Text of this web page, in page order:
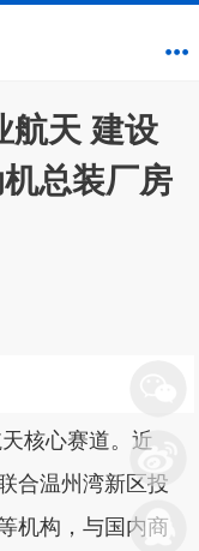
航天 建设
总装厂房
核心赛道。近
合温州湾新区投
机构，与国内商